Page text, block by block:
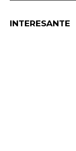
INTERESANTE